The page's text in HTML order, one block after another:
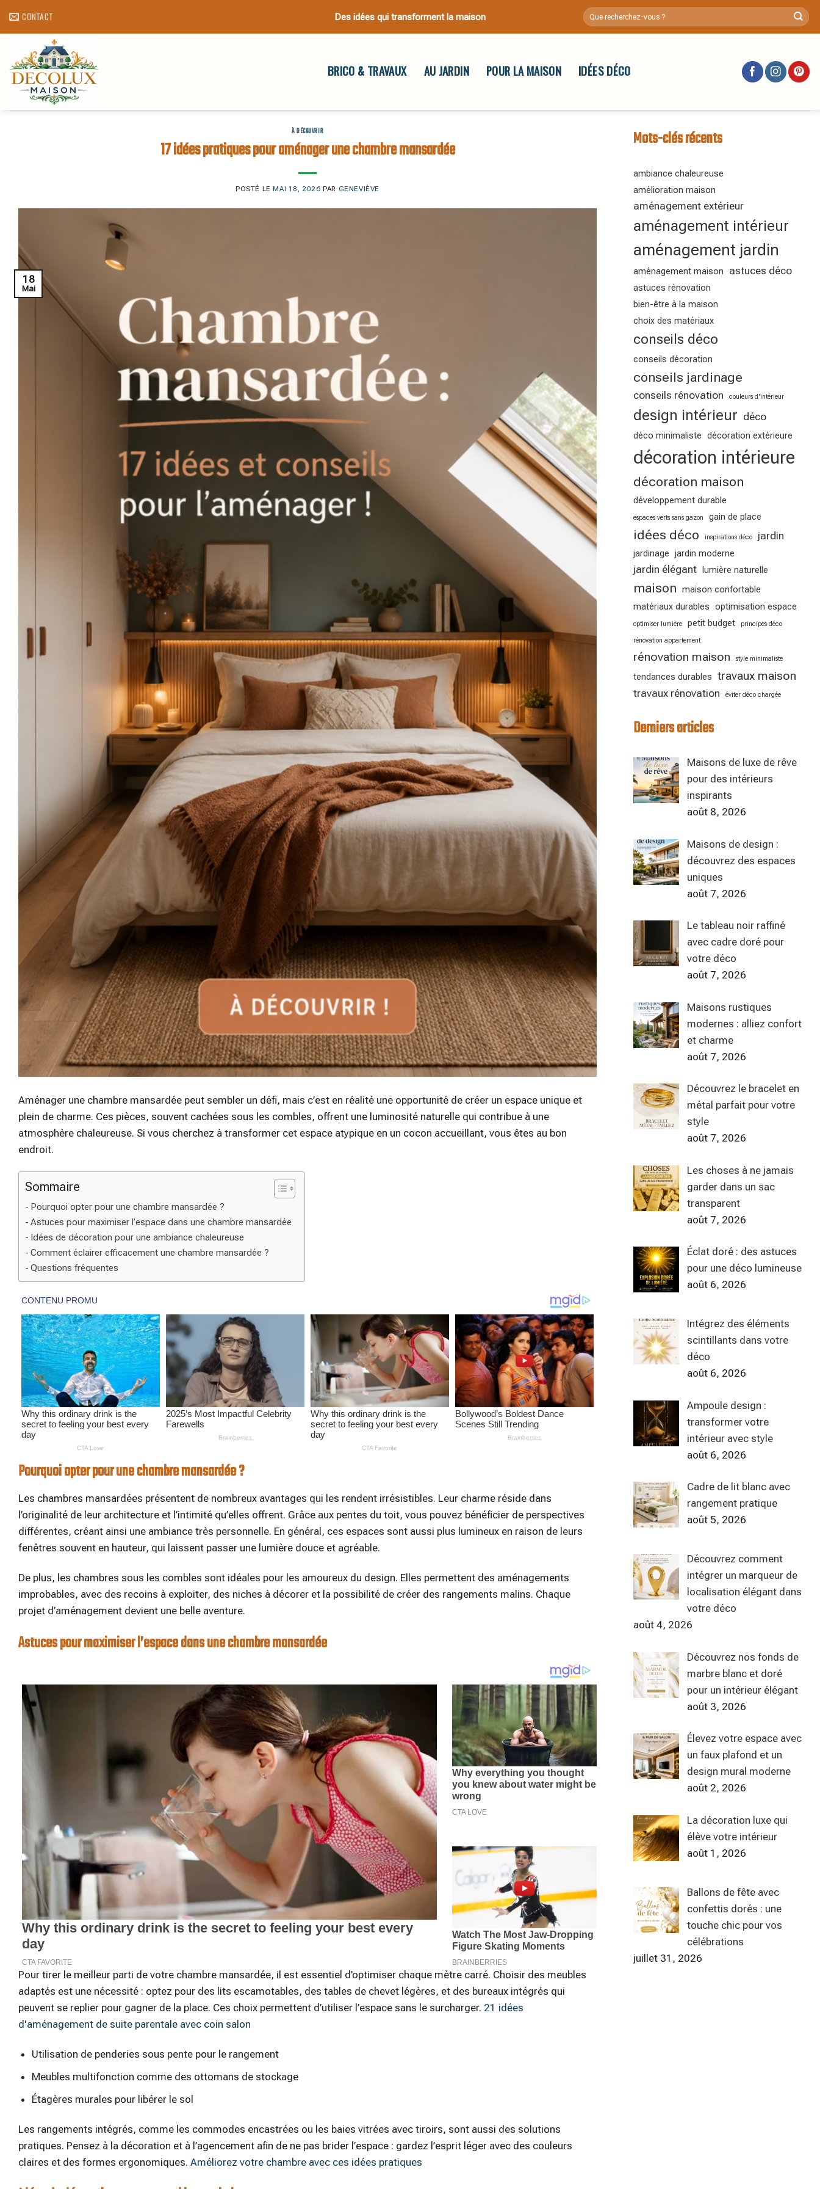
CONTACT Des idées qui transforment la maison
BRICO & TRAVAUX AU JARDIN POUR LA MAISON IDÉES DÉCO
À DÉCOUVRIR
17 idées pratiques pour aménager une chambre mansardée
POSTÉ LEMAI 18, 2026 PAR GENEVIÈVE
18
Mai
Aménager une chambre mansardée peut sembler un défi, mais c’est en réalité une opportunité de créer un espace unique et
plein de charme. Ces pièces, souvent cachées sous les combles, offrent une luminosité naturelle qui contribue à une
atmosphère chaleureuse. Si vous cherchez à transformer cet espace atypique en un cocon accueillant, vous êtes au bon
endroit.
Sommaire
Pourquoi opter pour une chambre mansardée ?
Astuces pour maximiser l’espace dans une chambre mansardée
Idées de décoration pour une ambiance chaleureuse
Comment éclairer efficacement une chambre mansardée ?
Questions fréquentes
Pourquoi opter pour une chambre mansardée ?
Les chambres mansardées présentent de nombreux avantages qui les rendent irrésistibles. Leur charme réside dans
l’originalité de leur architecture et l’intimité qu’elles offrent. Grâce aux pentes du toit, vous pouvez bénéficier de perspectives
différentes, créant ainsi une ambiance très personnelle. En général, ces espaces sont aussi plus lumineux en raison de leurs
fenêtres souvent en hauteur, qui laissent passer une lumière douce et agréable.
De plus, les chambres sous les combles sont idéales pour les amoureux du design. Elles permettent des aménagements
improbables, avec des recoins à exploiter, des niches à décorer et la possibilité de créer des rangements malins. Chaque
projet d’aménagement devient une belle aventure.
Astuces pour maximiser l’espace dans une chambre mansardée
Pour tirer le meilleur parti de votre chambre mansardée, il est essentiel d’optimiser chaque mètre carré. Choisir des meubles
adaptés est une nécessité : optez pour des lits escamotables, des tables de chevet légères, et des bureaux intégrés qui
peuvent se replier pour gagner de la place. Ces choix permettent d’utiliser l’espace sans le surcharger. 21 idées
d'aménagement de suite parentale avec coin salon
Utilisation de penderies sous pente pour le rangement
Meubles multifonction comme des ottomans de stockage
Étagères murales pour libérer le sol
Les rangements intégrés, comme les commodes encastrées ou les baies vitrées avec tiroirs, sont aussi des solutions
pratiques. Pensez à la décoration et à l’agencement afin de ne pas brider l’espace : gardez l’esprit léger avec des couleurs
claires et des formes ergonomiques. Améliorez votre chambre avec ces idées pratiques
Mots-clés récents
ambiance chaleureuse
amélioration maison
aménagement extérieur
aménagement intérieur
aménagement jardin
aménagement maison astuces déco
astuces rénovation
bien-être à la maison
choix des matériaux
conseils déco
conseils décoration
conseils jardinage
conseils rénovation couleurs d'intérieur
design intérieur déco
déco minimaliste décoration extérieure
décoration intérieure
décoration maison
développement durable
espaces verts sans gazon gain de place
idées déco inspirations déco jardin
jardinage jardin moderne
jardin élégant lumière naturelle
maison maison confortable
matériaux durables optimisation espace
optimiser lumière petit budget principes déco
rénovation appartement
rénovation maison style minimaliste
tendances durables travaux maison
travaux rénovation éviter déco chargée
Derniers articles
Maisons de luxe de rêve
pour des intérieurs
inspirants
août 8, 2026
Maisons de design :
découvrez des espaces
uniques
août 7, 2026
Le tableau noir raffiné
avec cadre doré pour
votre déco
août 7, 2026
Maisons rustiques
modernes : alliez confort
et charme
août 7, 2026
Découvrez le bracelet en
métal parfait pour votre
style
août 7, 2026
Les choses à ne jamais
garder dans un sac
transparent
août 7, 2026
Éclat doré : des astuces
pour une déco lumineuse
août 6, 2026
Intégrez des éléments
scintillants dans votre
déco
août 6, 2026
Ampoule design :
transformer votre
intérieur avec style
août 6, 2026
Cadre de lit blanc avec
rangement pratique
août 5, 2026
Découvrez comment
intégrer un marqueur de
localisation élégant dans
votre déco
août 4, 2026
Découvrez nos fonds de
marbre blanc et doré
pour un intérieur élégant
août 3, 2026
Élevez votre espace avec
un faux plafond et un
design mural moderne
août 2, 2026
La décoration luxe qui
élève votre intérieur
août 1, 2026
Ballons de fête avec
confettis dorés : une
touche chic pour vos
célébrations
juillet 31, 2026